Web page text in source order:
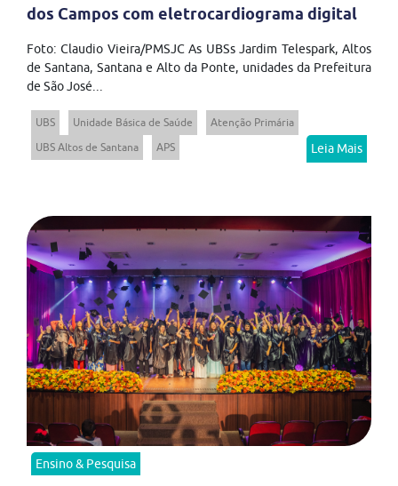
dos Campos com eletrocardiograma digital
Foto: Claudio Vieira/PMSJC As UBSs Jardim Telespark, Altos
de Santana, Santana e Alto da Ponte, unidades da Prefeitura
de São José...
UBS Unidade Básica de Saúde
Atenção Primária
UBS Altos de Santana
APS Leia Mais
Ensino & Pesquisa